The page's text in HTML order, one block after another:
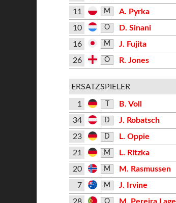
11
M
A. Pyrka
10
O D. Sinani
16 M J. Fujita
26 O R. Jones
ERSATZSPIELER
1
B. Voll
34
D
J. Robatsch
23
D
L. Oppie
21
M
L. Ritzka
20
M M. Rasmussen
7 M J. Irvine
O